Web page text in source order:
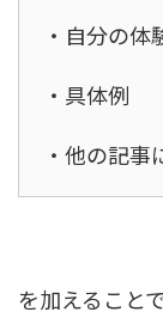
・自分の体
・具体例
・他の記事
を加えること